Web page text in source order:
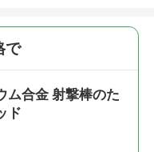
で
ム合金 射撃棒のた
ド